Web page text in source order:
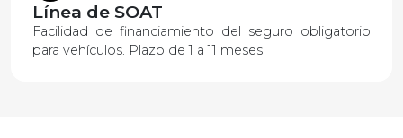
Línea de SOAT
Facilidad de financiamiento del seguro obligatorio
para vehículos. Plazo de 1 a 11 meses